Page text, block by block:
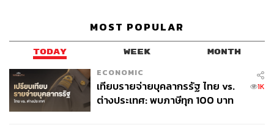
MOST POPULAR
TODAY WEEK MONTH
ECONOMIC
เทียบรายจ่ายบุคลากรรัฐ ไทย vs.
ต่างประเทศ: พบภาษีทุก 100 บาท
1K